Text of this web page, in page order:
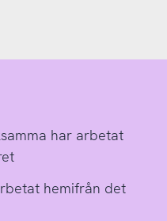
har arbetat
hemifrån det